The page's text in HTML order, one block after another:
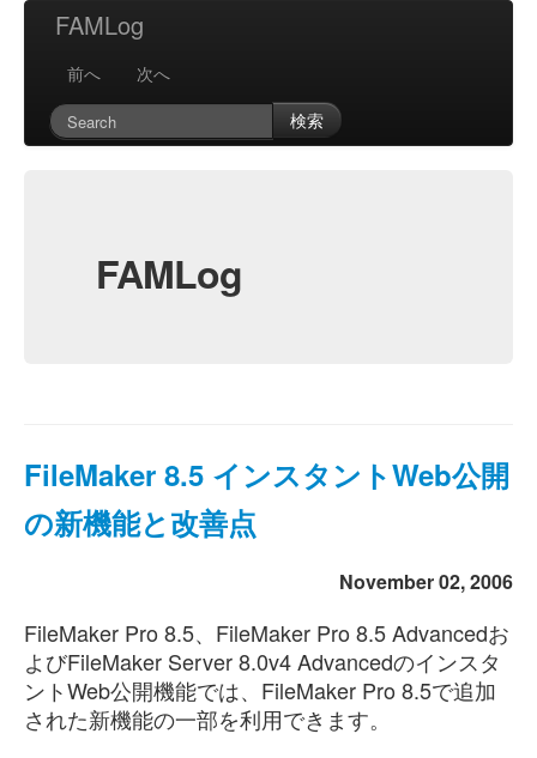
FAMLog
前へ
次へ
検索
FAMLog
FileMaker 8.5 インスタントWeb公開
の新機能と改善点
November 02, 2006
FileMaker Pro 8.5、FileMaker Pro 8.5 Advancedお
よびFileMaker Server 8.0v4 Advancedのインスタ
ントWeb公開機能では、FileMaker Pro 8.5で追加
された新機能の一部を利用できます。